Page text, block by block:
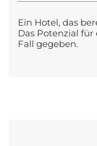
Ein Hotel, das
Das Potenzial
Fall gegeben.